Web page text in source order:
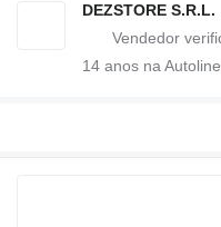
DEZSTORE S.R.L.
14 anos na Autoline